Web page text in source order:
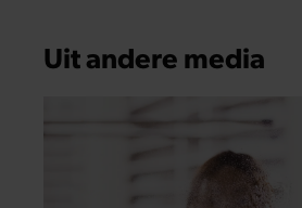
Uit andere media